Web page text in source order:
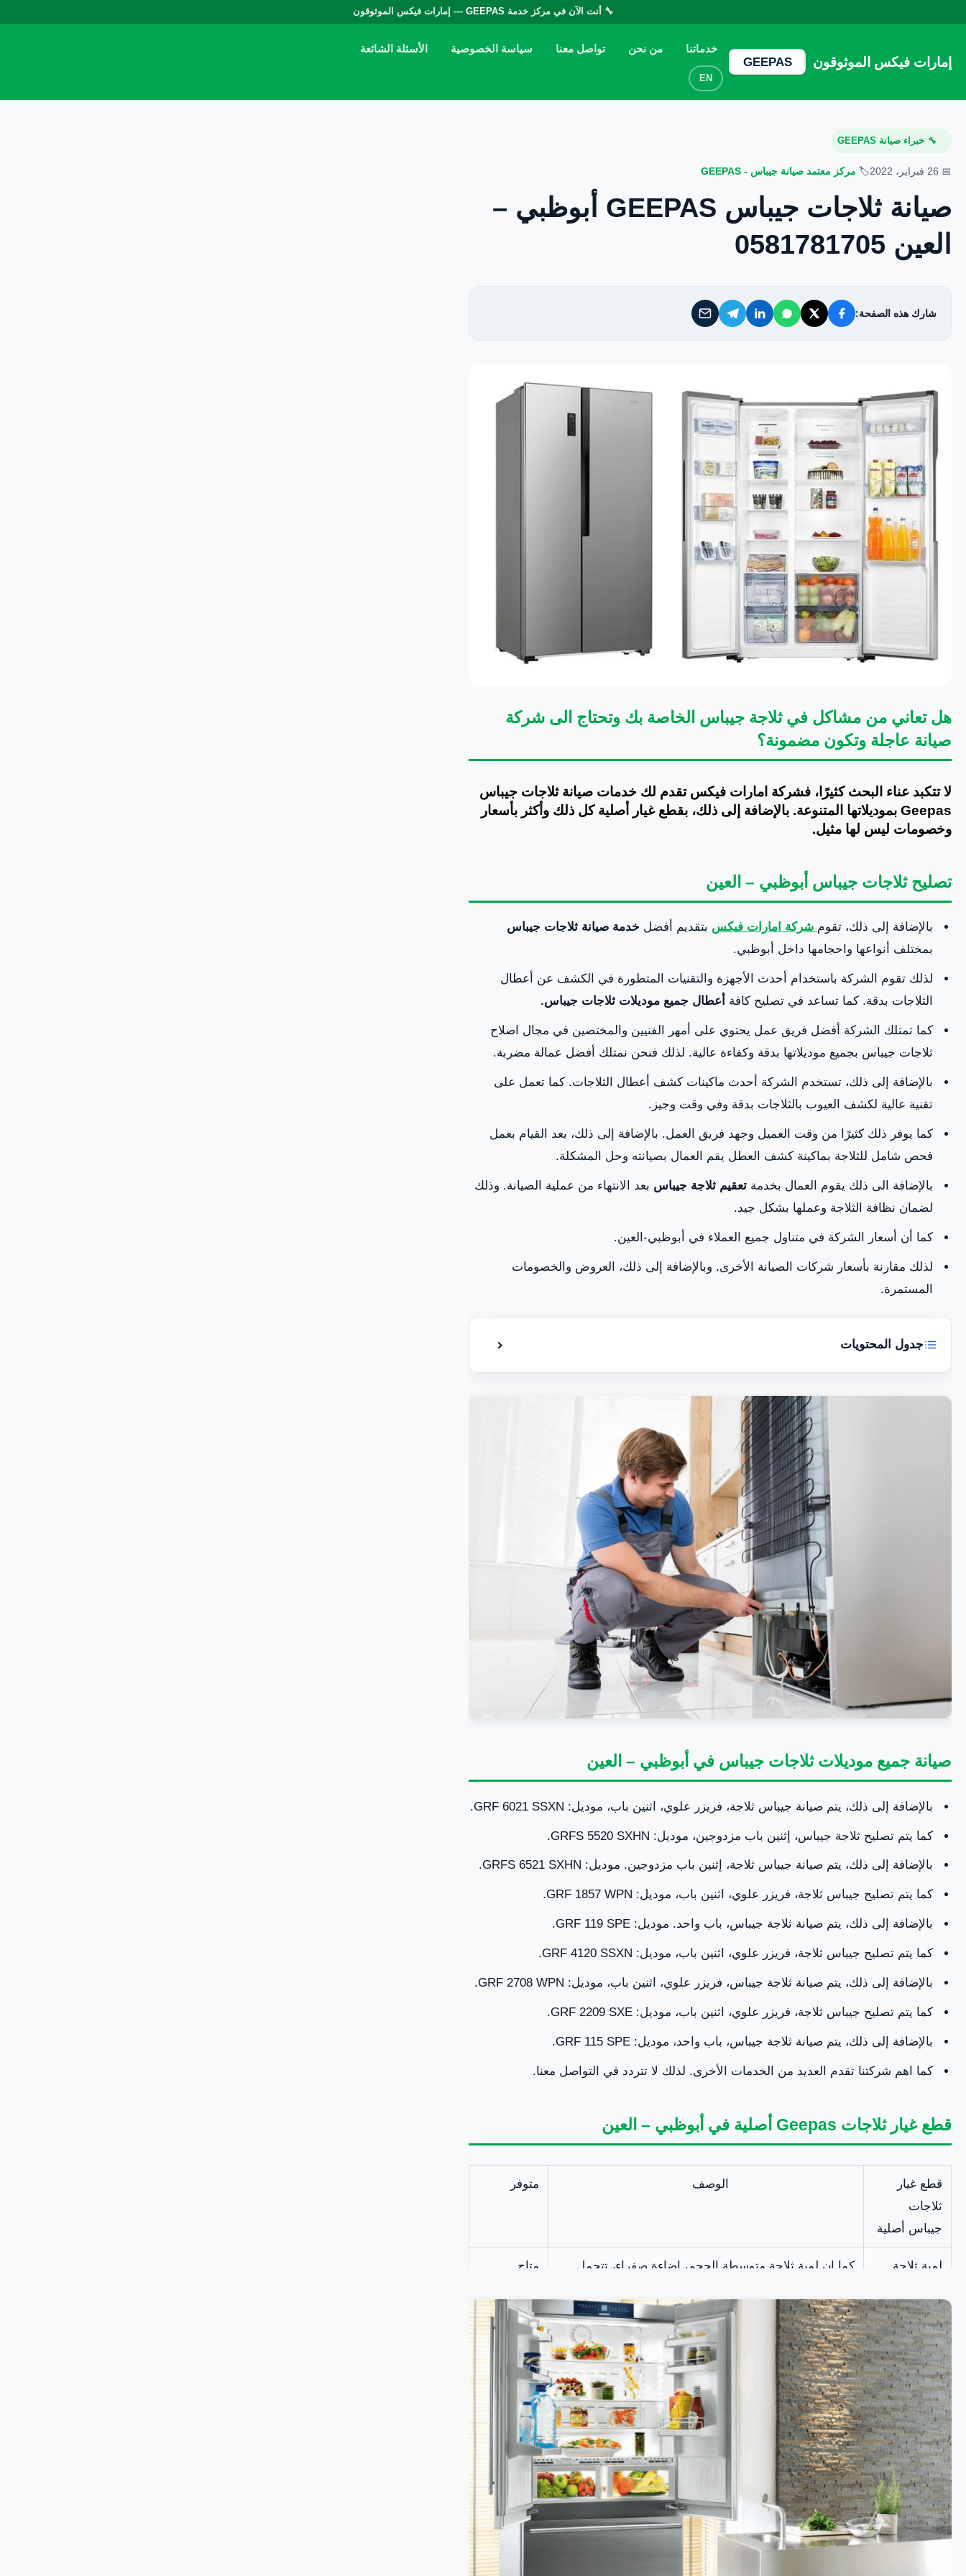
🔧 أنت الآن في مركز خدمة GEEPAS — إمارات فيكس الموثوقون
إمارات فيكس الموثوقون GEEPAS
خدماتنا من نحن تواصل معنا سياسة الخصوصية الأسئلة الشائعة
EN
إمارات فيكس الموثوقون
سياسة الخصوصية
الأسئلة الشائعة
🔧 خبراء صيانة GEEPAS
📅 26 فبراير، 2022 🏷️ مركز معتمد صيانة جيباس - GEEPAS
صيانة ثلاجات جيباس GEEPAS أبوظبي –
العين 0581781705
شارك هذه الصفحة:
هل تعاني من مشاكل في ثلاجة جيباس الخاصة بك وتحتاج الى شركة
صيانة عاجلة وتكون مضمونة؟
لا تتكبد عناء البحث كثيرًا، فشركة امارات فيكس تقدم لك خدمات صيانة ثلاجات جيباس
Geepas بموديلاتها المتنوعة. بالإضافة إلى ذلك، بقطع غيار أصلية كل ذلك وأكثر بأسعار
وخصومات ليس لها مثيل.
تصليح ثلاجات جيباس أبوظبي – العين
بالإضافة إلى ذلك، تقوم شركة امارات فيكس بتقديم أفضل خدمة صيانة ثلاجات جيباس
بمختلف أنواعها واحجامها داخل أبوظبي.
لذلك تقوم الشركة باستخدام أحدث الأجهزة والتقنيات المتطورة في الكشف عن أعطال
الثلاجات بدقة. كما تساعد في تصليح كافة
أعطال جميع موديلات ثلاجات جيباس.
كما تمتلك الشركة أفضل فريق عمل يحتوي على أمهر الفنيين والمختصين في مجال اصلاح
ثلاجات جيباس بجميع موديلاتها بدقة وكفاءة عالية. لذلك فنحن نمتلك أفضل عمالة مضربة.
بالإضافة إلى ذلك، تستخدم الشركة أحدث ماكينات كشف أعطال الثلاجات. كما تعمل على
تقنية عالية لكشف العيوب بالثلاجات بدقة وفي وقت وجيز.
كما يوفر ذلك كثيرًا من وقت العميل وجهد فريق العمل. بالإضافة إلى ذلك، بعد القيام بعمل
فحص شامل للثلاجة بماكينة كشف العطل يقم العمال بصيانته وحل المشكلة.
بالإضافة الى ذلك يقوم العمال بخدمة تعقيم ثلاجة جيباس بعد الانتهاء من عملية الصيانة. وذلك
لضمان نظافة الثلاجة وعملها بشكل جيد.
كما أن أسعار الشركة في متناول جميع العملاء في أبوظبي-العين.
لذلك مقارنة بأسعار شركات الصيانة الأخرى. وبالإضافة إلى ذلك، العروض والخصومات
المستمرة.
جدول المحتويات إظهار أو إخفاء جدول المحتويات
هل تعاني من مشاكل في ثلاجة جيباس الخاصة بك وتحتاج الى شركة صيانة عاجلة وتكون
تصليح ثلاجات جيباس أبوظبي – العين
صيانة جميع موديلات ثلاجات جيباس في أبوظبي – العين
مركز الخدمة المتوفر في أبوظبي – العين
الخط الساخن لمركز خدمة صيانة ثلاجات جيباس Geepas أبوظبي – العين 0581781705
صيانة جميع موديلات ثلاجات جيباس في أبوظبي – العين
بالإضافة إلى ذلك، يتم صيانة جيباس ثلاجة، فريزر علوي، اثنين باب، موديل: GRF 6021 SSXN.
كما يتم تصليح ثلاجة جيباس، إثنين باب مزدوجين، موديل: GRFS 5520 SXHN.
بالإضافة إلى ذلك، يتم صيانة جيباس ثلاجة، إثنين باب مزدوجين. موديل: GRFS 6521 SXHN.
كما يتم تصليح جيباس ثلاجة، فريزر علوي، اثنين باب، موديل: GRF 1857 WPN.
بالإضافة إلى ذلك، يتم صيانة ثلاجة جيباس، باب واحد. موديل: GRF 119 SPE.
كما يتم تصليح جيباس ثلاجة، فريزر علوي، اثنين باب، موديل: GRF 4120 SSXN.
بالإضافة إلى ذلك، يتم صيانة ثلاجة جيباس، فريزر علوي، اثنين باب، موديل: GRF 2708 WPN.
كما يتم تصليح جيباس ثلاجة، فريزر علوي، اثنين باب، موديل: GRF 2209 SXE.
بالإضافة إلى ذلك، يتم صيانة ثلاجة جيباس، باب واحد، موديل: GRF 115 SPE.
كما اهم شركتنا تقدم العديد من الخدمات الأخرى. لذلك لا تتردد في التواصل معنا.
قطع غيار ثلاجات Geepas أصلية في أبوظبي – العين
قطع غيار
ثلاجات
جيباس أصلية
الوصف متوفر
لمبة ثلاجة
كما ان لمبة ثلاجة متوسطة الحجم، اضاءة صفراء، تتحمل
متاح
ترموستات
ثلاجة جيباس
كامل
كما يعمل على ضبط إذابة الثلج بحيث يحافظ على درجة
حرارة الثلاجة في الداخل وحمايتها من تراكم الثلوج.
متوفر
تايمر ثلاجه
نوفروست
جيباس
بالإضافة إلى ذلك، متوفر بعدد من المواد مثل البلاستيك
عالي الجودة، أو من السيليكون، متفر من اعداد من الأشكال
المختلفة. بالإضافة إلى ذلك، يتم تعبئته بالماء ثم تجميده في
فريزر الثلاجة.
متاح
متور ثلاجة
جيباس
لذلك هو قلب دائرة التبريد، فهو المسئول عن سحب وضغط
غاز الفريون
متوف